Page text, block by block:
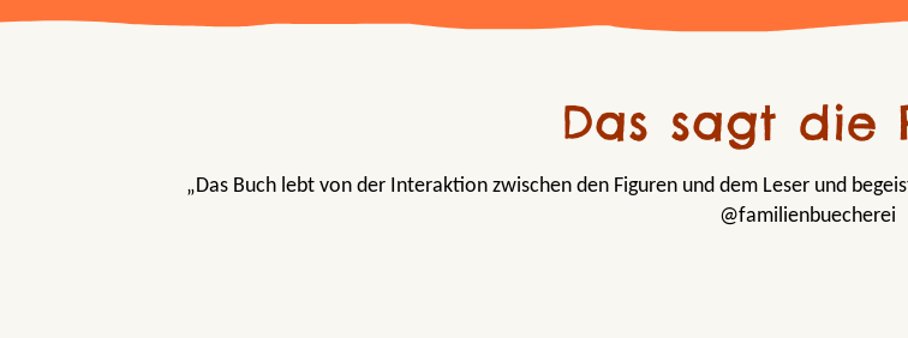
Das sagt die
„Das Buch lebt von der Interaktion zwischen den Figuren und dem Leser und
@familienbuecherei